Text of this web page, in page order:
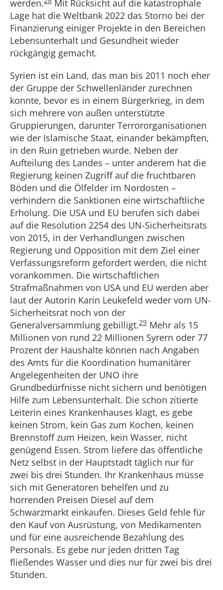
werden.
Mit Rücksicht auf die katastrophale
Lage hat die Weltbank 2022 das Storno bei der
Finanzierung einiger Projekte in den Bereichen
Lebensunterhalt und Gesundheit wieder
rückgängig gemacht.
Syrien ist ein Land, das man bis 2011 noch eher
der Gruppe der Schwellenländer zurechnen
konnte, bevor es in einem Bürgerkrieg, in dem
sich mehrere von außen unterstützte
Gruppierungen, darunter Terrororganisationen
wie der Islamische Staat, einander bekämpften,
in den Ruin getrieben wurde. Neben der
Aufteilung des Landes – unter anderem hat die
Regierung keinen Zugriff auf die fruchtbaren
Böden und die Ölfelder im Nordosten –
verhindern die Sanktionen eine wirtschaftliche
Erholung. Die USA und EU berufen sich dabei
auf die Resolution 2254 des UN-Sicherheitsrats
von 2015, in der Verhandlungen zwischen
Regierung und Opposition mit dem Ziel einer
Verfassungsreform gefordert werden, die nicht
vorankommen. Die wirtschaftlichen
Strafmaßnahmen von USA und EU werden aber
laut der Autorin Karin Leukefeld weder vom UN-
Sicherheitsrat noch von der
Generalversammlung gebilligt.29 Mehr als 15
Millionen von rund 22 Millionen Syrern oder 77
Prozent der Haushalte können nach Angaben
des Amts für die Koordination humanitärer
Angelegenheiten der UNO ihre
Grundbedürfnisse nicht sichern und benötigen
Hilfe zum Lebensunterhalt. Die schon zitierte
Leiterin eines Krankenhauses klagt, es gebe
keinen Strom, kein Gas zum Kochen, keinen
Brennstoff zum Heizen, kein Wasser, nicht
genügend Essen. Strom liefere das öffentliche
Netz selbst in der Hauptstadt täglich nur für
zwei bis drei Stunden. Ihr Krankenhaus müsse
sich mit Generatoren behelfen und zu
horrenden Preisen Diesel auf dem
Schwarzmarkt einkaufen. Dieses Geld fehle für
den Kauf von Ausrüstung, von Medikamenten
und für eine ausreichende Bezahlung des
Personals. Es gebe nur jeden dritten Tag
fließendes Wasser und dies nur für zwei bis drei
Stunden.